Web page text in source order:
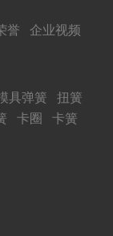
誉 企业视频
具弹簧
扭簧
卡圈
卡簧